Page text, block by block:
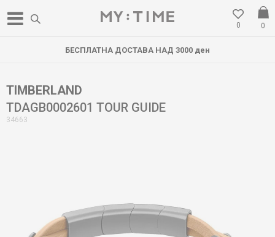
0
0
БЕСПЛАТНА ДОСТАВА НАД 3000 ден
TIMBERLAND
TDAGB0002601 TOUR GUIDE
34663